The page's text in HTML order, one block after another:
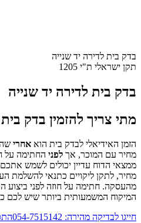
בדק בית לדירה יד שנייה
תקן ישראלי ת"י 1205
בדק בית לדירה יד שנייה
מתי צריך להזמין בדק
הזמן האידיאלי לבדק בית הוא אחרי
מחיר עם המוכר, אך לפני החתימה על
ממצאי הדוח עדיין יכולים לשמש
מחיר, לתקן ליקויים כתנאי להשלמת
מהעסקה. חתימה על חוזה לפני ביצוע
המיקוח המשמעותית ביותר שיש לכם
חייגו לבדיקה מהירה: 054-7515142